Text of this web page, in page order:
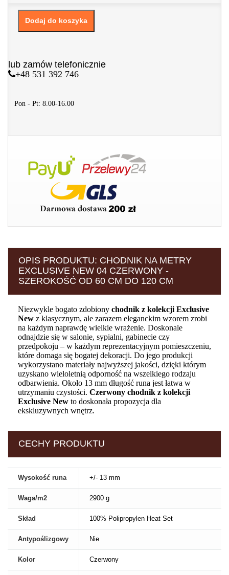
Dodaj do koszyka
lub zamów telefonicznie
+48 531 392 746
Pon - Pt: 8.00-16.00
OPIS PRODUKTU: CHODNIK NA METRY
EXCLUSIVE NEW 04 CZERWONY -
SZEROKOŚĆ OD 60 CM DO 120 CM
Niezwykle bogato zdobiony chodnik z kolekcji Exclusive
New z klasycznym, ale zarazem eleganckim wzorem zrobi
na każdym naprawdę wielkie wrażenie. Doskonale
odnajdzie się w salonie, sypialni, gabinecie czy
przedpokoju – w każdym reprezentacyjnym pomieszczeniu,
które domaga się bogatej dekoracji. Do jego produkcji
wykorzystano materiały najwyższej jakości, dzięki którym
uzyskano wieloletnią odporność na wszelkiego rodzaju
odbarwienia. Około 13 mm długość runa jest łatwa w
utrzymaniu czystości. Czerwony chodnik z kolekcji
Exclusive New to doskonała propozycja dla
ekskluzywnych wnętrz.
CECHY PRODUKTU
Wysokość runa +/- 13 mm
Waga/m2 2900 g
Skład 100% Polipropylen Heat Set
Antypoślizgowy Nie
Kolor Czerwony